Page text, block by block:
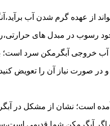
از عهده گرم شدن آب
رسوب در مبدل های
خروجی آبگرمکن سرد است؛
در صورت نیاز آن را تعویض
است؛ نشان از مشکل در
شما قدیمی